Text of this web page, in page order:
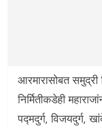
आरमारासोबत समुद्री
निर्मितीकडेही
पद्मदुर्ग, विजयदुर्ग,